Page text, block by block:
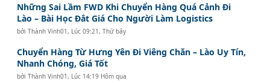
Những Sai Lầm FWD Khi Chuyển Hàng Quá Cảnh Đi
Lào – Bài Học Đắt Giá Cho Người Làm Logistics
bởiThành Vinh01 , Lúc 09:21, Thứ bảy
Chuyển Hàng Từ Hưng Yên Đi Viêng Chăn – Lào Uy Tín,
Nhanh Chóng, Giá Tốt
bởiThành Vinh01 , Lúc 14:19 Hôm qua